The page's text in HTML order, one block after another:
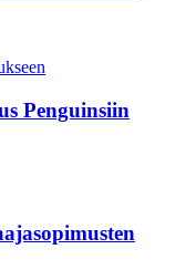
Penguinsiin